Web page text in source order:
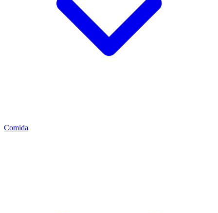
Comida